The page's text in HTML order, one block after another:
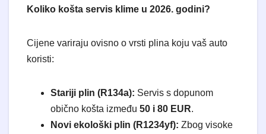
Koliko košta servis klime u 2026. godini?
​Cijene variraju ovisno o vrsti plina koju vaš auto
koristi:
Stariji plin (R134a): Servis s dopunom
obično košta između 50 i 80 EUR.
Novi ekološki plin (R1234yf): Zbog visoke